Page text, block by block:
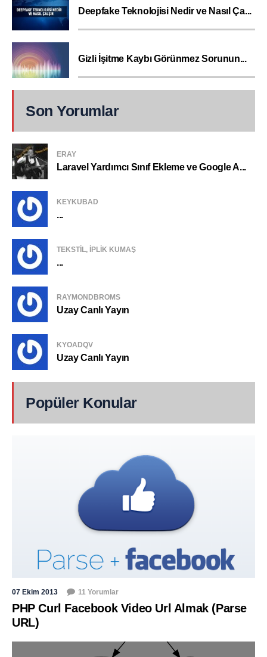
Deepfake Teknolojisi Nedir ve Nasıl Ça...
Gizli İşitme Kaybı Görünmez Sorunun...
Son Yorumlar
ERAY
Laravel Yardımcı Sınıf Ekleme ve Google A...
KEYKUBAD
...
TEKSTIL, IPLIK KUMAŞ
...
RAYMONDBROMS
Uzay Canlı Yayın
KYOADQV
Uzay Canlı Yayın
Popüler Konular
07 Ekim 2013 11 Yorumlar
PHP Curl Facebook Video Url Almak (Parse
URL)